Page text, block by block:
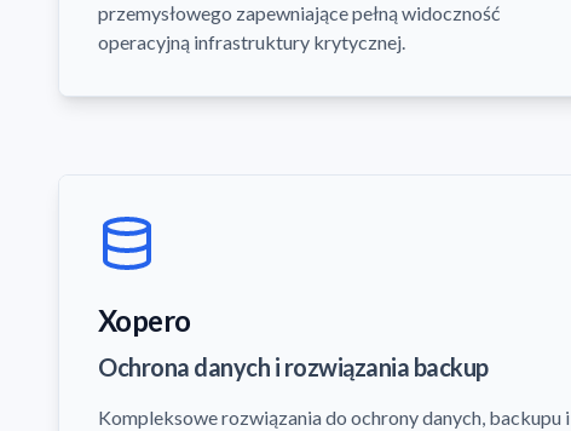
przemysłowego zapewniające pełną widoczność
operacyjną infrastruktury krytycznej.
Xopero
Ochrona danych i rozwiązania backup
Kompleksowe rozwiązania do ochrony danych, backupu i